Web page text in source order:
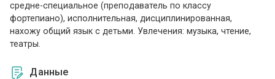
средне-специальное (преподаватель по классу
фортепиано), исполнительная, дисциплинированная,
нахожу общий язык с детьми. Увлечения: музыка, чтение,
театры.
Данные